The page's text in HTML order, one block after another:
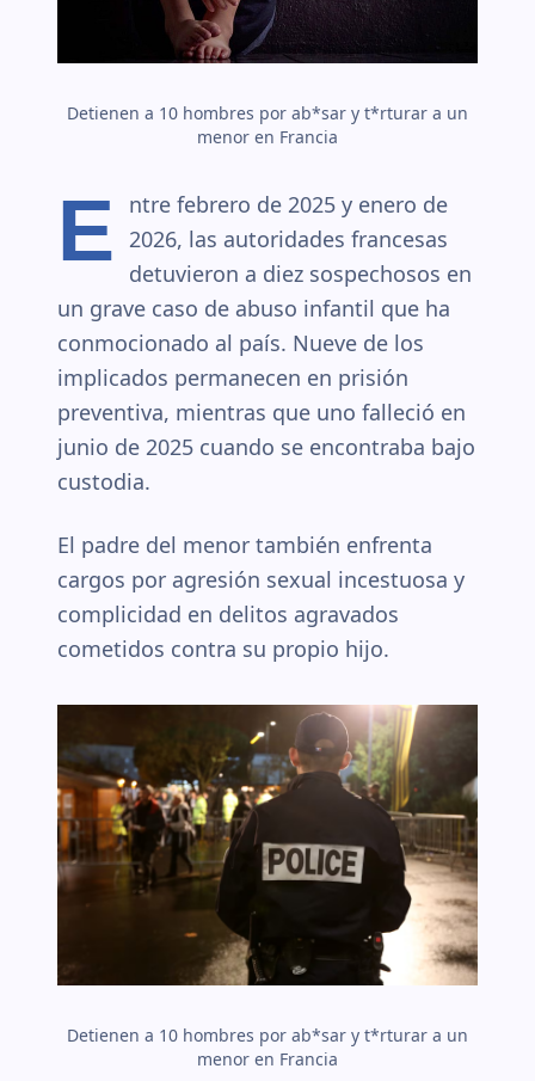
Detienen a 10 hombres por ab*sar y t*rturar a un
menor en Francia
E
ntre febrero de 2025 y enero de
2026, las autoridades francesas
detuvieron a diez sospechosos en
un grave caso de abuso infantil que ha
conmocionado al país. Nueve de los
implicados permanecen en prisión
preventiva, mientras que uno falleció en
junio de 2025 cuando se encontraba bajo
custodia.
El padre del menor también enfrenta
cargos por agresión sexual incestuosa y
complicidad en delitos agravados
cometidos contra su propio hijo.
Detienen a 10 hombres por ab*sar y t*rturar a un
menor en Francia